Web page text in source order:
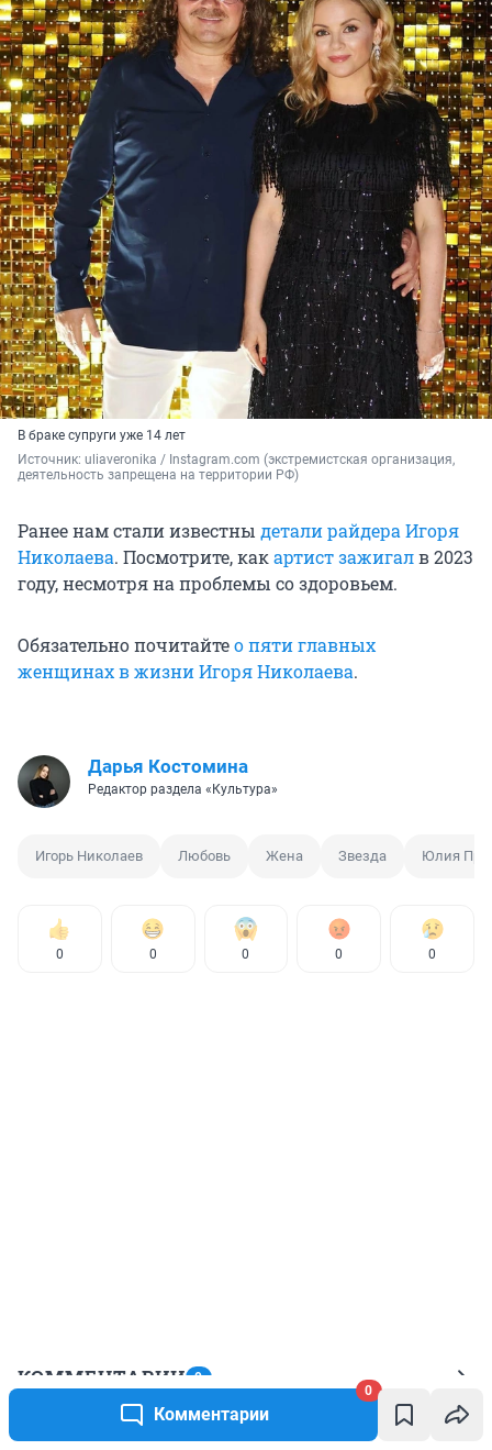
Комментарии
0
В браке супруги уже 14 лет
Источник: uliaveronika / Instagram.com (экстремистская организация,
деятельность запрещена на территории РФ)
Ранее нам стали известны детали райдера Игоря
Николаева. Посмотрите, какартист зажигалв 2023
году, несмотря на проблемы со здоровьем.
Обязательно почитайтео пяти главных
женщинах в жизни Игоря Николаева.
Дарья Костомина
Редактор раздела «Культура»
Игорь Николаев Любовь Жена Звезда Юлия
0 0 0 0 0
КОММЕНТАРИИ 0
Пока нет ни одного комментария.